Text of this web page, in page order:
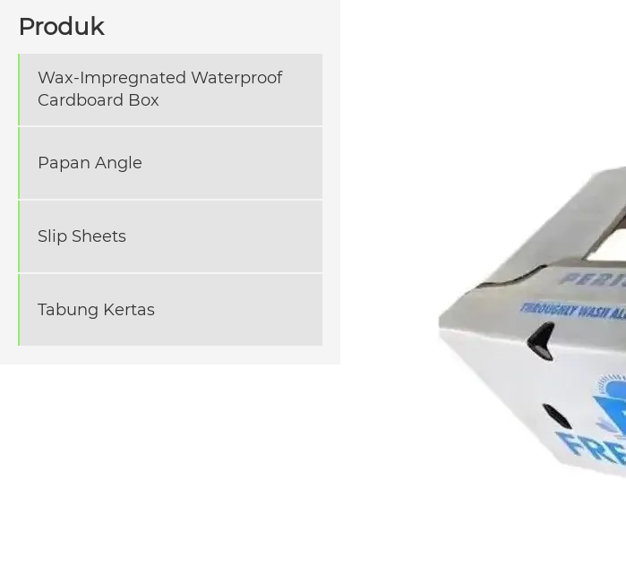
Produk
Wax-Impregnated Waterproof
Cardboard Box
Papan Angle
Slip Sheets
Tabung Kertas